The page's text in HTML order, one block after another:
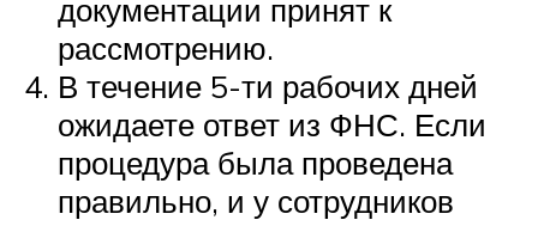
документации принят к
рассмотрению.
В течение 5-ти рабочих дней
ожидаете ответ из ФНС. Если
процедура была проведена
правильно, и у сотрудников